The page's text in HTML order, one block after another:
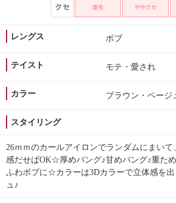
レングス ボブ
テイスト モテ・愛され
カラー ブラウン・ベージ
スタイリング
26ｍｍのカールアイロンでランダムにまい
感だせばOK☆厚めバング♪甘めバング♪重た
ふわボブに☆カラーは3Dカラーで立体感を
ュ♪